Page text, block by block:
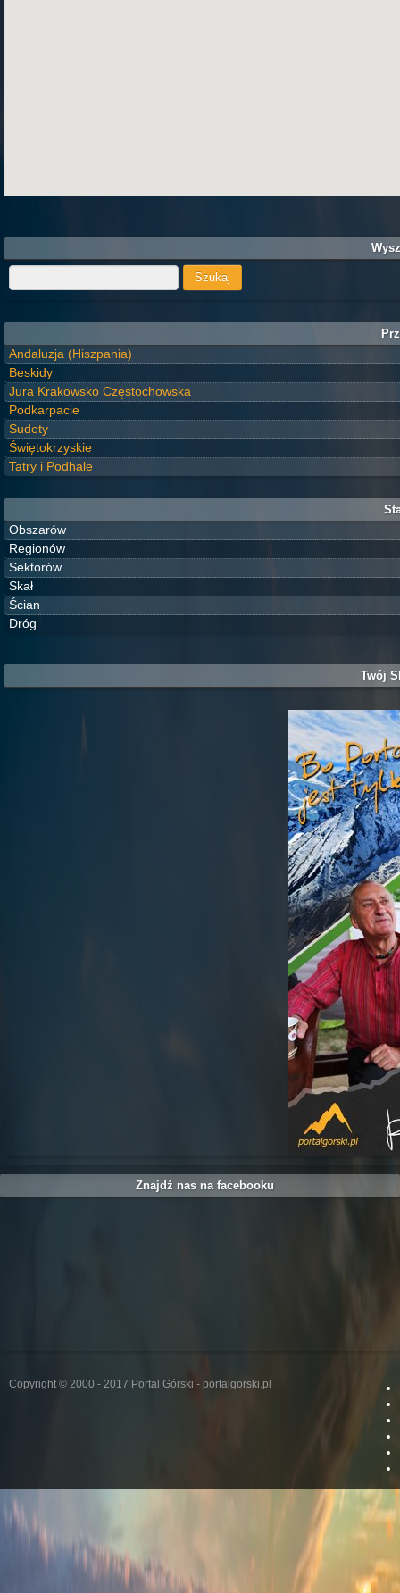
Andaluzja (Hiszpania)
Beskidy
Jura Krakowsko Częstochowska
Podkarpacie
Sudety
Świętokrzyskie
Tatry i Podhale
Obszarów
Regionów
Sektorów
Skał
Ścian
Dróg
Twój
Znajdź nas na facebooku
Copyright © 2000 - 2017 Portal Górski - portalgorski.pl